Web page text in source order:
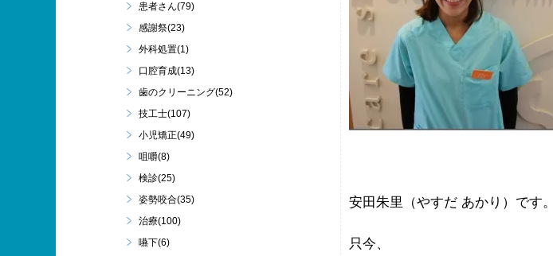
安田朱里（やすだ あかり）です。
只今、
患者さん(79)
感謝祭(23)
外科処置(1)
口腔育成(13)
歯のクリーニング(52)
技工士(107)
小児矯正(49)
咀嚼(8)
検診(25)
姿勢咬合(35)
治療(100)
嚥下(6)